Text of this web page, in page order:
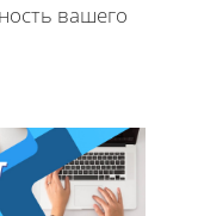
вашего